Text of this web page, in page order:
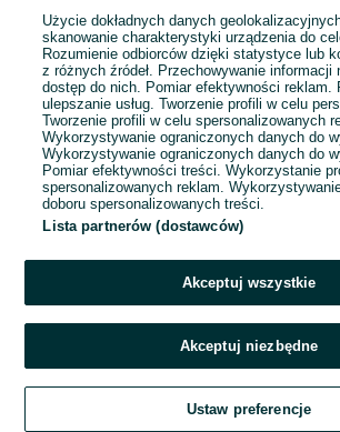
Przejdź na stronę
Użycie dokładnych danych
skanowanie charakterystyki urządzenia do
Rozumienie odbiorców dzięki statystyce lub
z różnych źródeł. Przechowywanie informacji
dostęp do nich. Pomiar efektywności reklam.
ulepszanie usług. Tworzenie profili w celu
Tworzenie profili w celu spersonalizowanych
Wykorzystywanie ograniczonych danych do
Wykorzystywanie ograniczonych danych do
Pomiar efektywności treści. Wykorzystanie
spersonalizowanych reklam.
doboru spersonalizowanych treści.
Lista partnerów (dostawców)
Akceptuj wszystkie
Akceptuj niezbędne
Ustaw preferencje